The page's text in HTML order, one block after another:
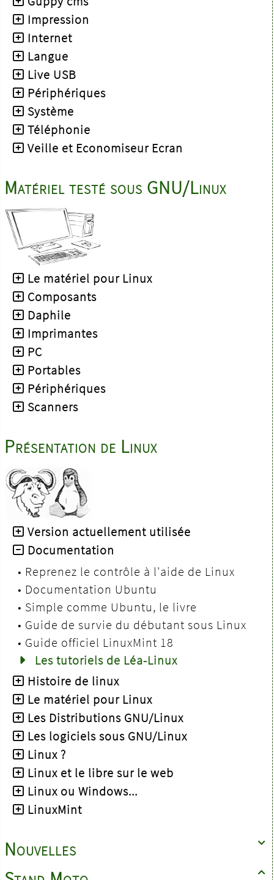
Impression
Internet
Langue
Live USB
Périphériques
Système
Téléphonie
Veille et Economiseur Ecran
Matériel testé sous GNU/Linux
Le matériel pour Linux
Composants
Daphile
Imprimantes
PC
Portables
Périphériques
Scanners
Présentation de Linux
Version actuellement utilisée
Documentation
• Reprenez le contrôle à l'aide de Linux
• Documentation Ubuntu
• Simple comme Ubuntu, le livre
• Guide de survie du débutant sous Linux
• Guide officiel LinuxMint 18
Les tutoriels de Léa-Linux
Histoire de linux
Le matériel pour Linux
Les Distributions GNU/Linux
Les logiciels sous GNU/Linux
Linux ?
Linux et le libre sur le web
Linux ou Windows...
LinuxMint

Nouvelles
